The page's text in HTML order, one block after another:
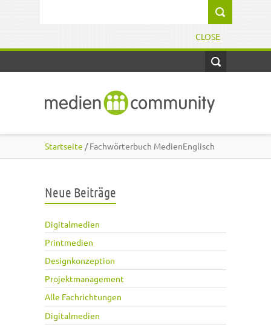
CLOSE
Startseite / Fachwörterbuch MedienEnglisch
Neue Beiträge
Digitalmedien
Printmedien
Designkonzeption
Projektmanagement
Alle Fachrichtungen
Digitalmedien